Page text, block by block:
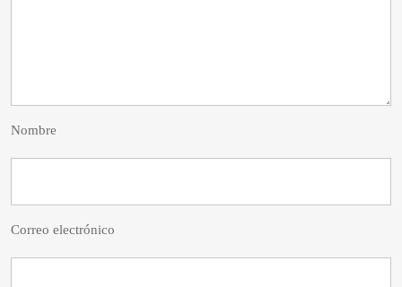
Nombre
Correo electrónico